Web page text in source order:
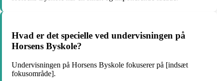
Hvad er det specielle ved undervisningen på
Horsens Byskole?
Undervisningen på Horsens Byskole fokuserer på [indsæt
fokusområde].